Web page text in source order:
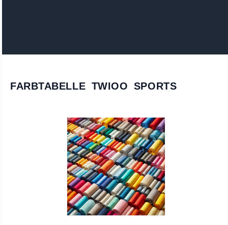
FARBTABELLE TWIOO SPORTS